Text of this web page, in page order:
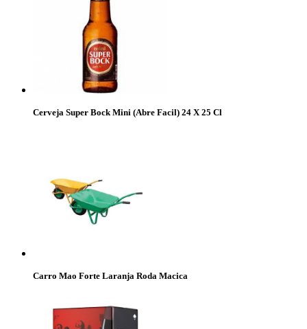
Cerveja Super Bock Mini (Abre Facil) 24 X 25 Cl
Carro Mao Forte Laranja Roda Macica